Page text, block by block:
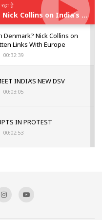
है
Rigvedic Names in Denmark? Nick Collins on India’s Forgotten Links With Europe
Denmark? Nick Collins on
Links With Europe
00:32:39
INDIA’S NEW DSV
00:03:05
IN PROTEST
00:02:53
Sagar